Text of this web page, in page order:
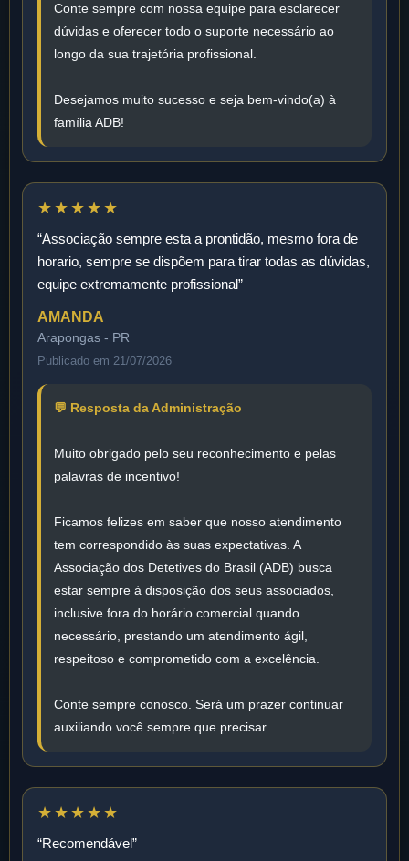
Conte sempre com nossa equipe para esclarecer
dúvidas e oferecer todo o suporte necessário ao
longo da sua trajetória profissional.
Desejamos muito sucesso e seja bem-vindo(a) à
família ADB!
★★★★★
“Associação sempre esta a prontidão, mesmo fora de
horario, sempre se dispõem para tirar todas as dúvidas,
equipe extremamente profissional”
AMANDA
Arapongas - PR
Publicado em 21/07/2026
💬 Resposta da Administração
Muito obrigado pelo seu reconhecimento e pelas
palavras de incentivo!
Ficamos felizes em saber que nosso atendimento
tem correspondido às suas expectativas. A
Associação dos Detetives do Brasil (ADB) busca
estar sempre à disposição dos seus associados,
inclusive fora do horário comercial quando
necessário, prestando um atendimento ágil,
respeitoso e comprometido com a excelência.
Conte sempre conosco. Será um prazer continuar
auxiliando você sempre que precisar.
★★★★★
“Recomendável”